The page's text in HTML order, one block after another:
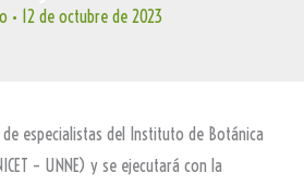
• 12 de octubre de 2023
especialistas del Instituto de Botánica
– UNNE) y se ejecutará con la